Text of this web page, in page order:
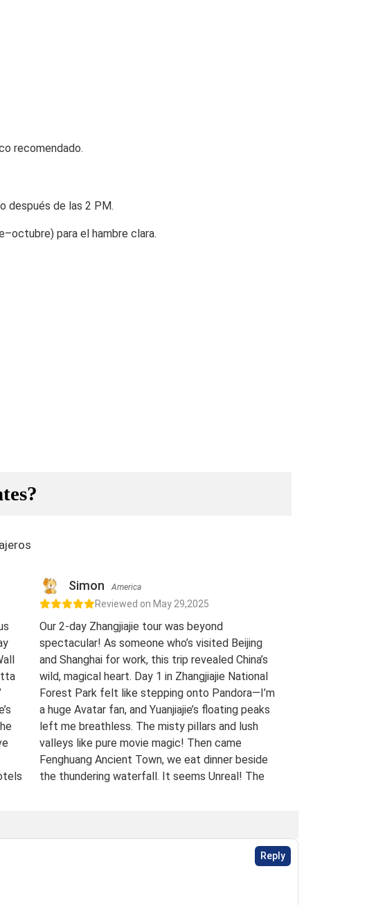
recomendado.
después de las 2 PM.
para el hambre clara.
Simon America
Reviewed on May 29,2025
Our 2-day Zhangjiajie tour was beyond
spectacular! As someone who’s visited Beijing
and Shanghai for work, this trip revealed China’s
wild, magical heart. Day 1 in Zhangjiajie National
Forest Park felt like stepping onto Pandora—I’m
a huge Avatar fan, and Yuanjiajie’s floating peaks
left me breathless. The misty pillars and lush
valleys like pure movie magic! Then came
Fenghuang Ancient Town, we eat dinner beside
the thundering waterfall. It seems Unreal! The
bucket-list experience! 10/10 would return. A
Reply